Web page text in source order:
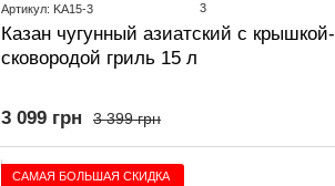
Артикул: KA15-3 3
Казан чугунный азиатский с крышкой-
сковородой гриль 15 л
3 399 грн
3 099 грн
САМАЯ БОЛЬШАЯ СКИДКА